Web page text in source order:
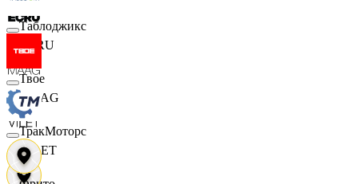
ECRU
MAAG
VILET
Таблоджикс
Твое
ТракМоторс